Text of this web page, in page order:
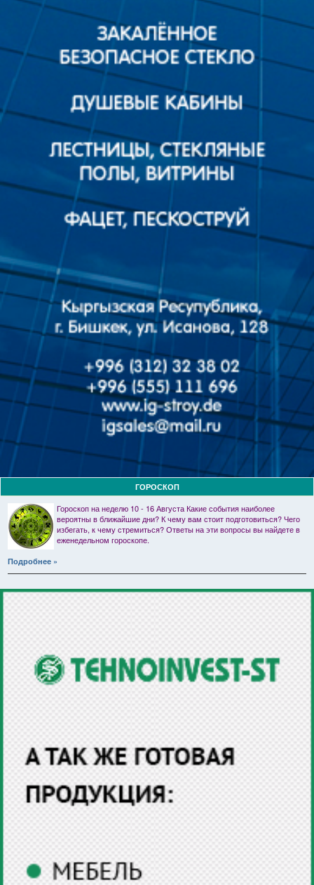
ГОРОСКОП
Гороскоп на неделю 10 - 16 Августа Какие события наиболее
вероятны в ближайшие дни? К чему вам стоит подготовиться? Чего
избегать, к чему стремиться? Ответы на эти вопросы вы найдете в
еженедельном гороскопе.
Подробнее »